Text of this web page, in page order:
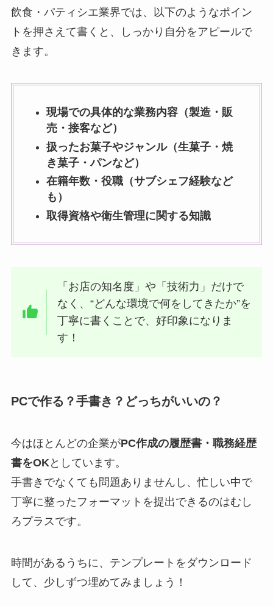
飲食・パティシエ業界では、以下のようなポイン
トを押さえて書くと、しっかり自分をアピールで
きます。
現場での具体的な業務内容（製造・販
売・接客など）
扱ったお菓子やジャンル（生菓子・焼
き菓子・パンなど）
在籍年数・役職（サブシェフ経験など
も）
取得資格や衛生管理に関する知識
「お店の知名度」や「技術力」だけで
なく、“どんな環境で何をしてきたか”を
丁寧に書くことで、好印象になりま
す！
PCで作る？手書き？どっちがいいの？
今はほとんどの企業がPC作成の履歴書・職務経歴
書をOKとしています。
手書きでなくても問題ありませんし、忙しい中で
丁寧に整ったフォーマットを提出できるのはむし
ろプラスです。
時間があるうちに、テンプレートをダウンロード
して、少しずつ埋めてみましょう！